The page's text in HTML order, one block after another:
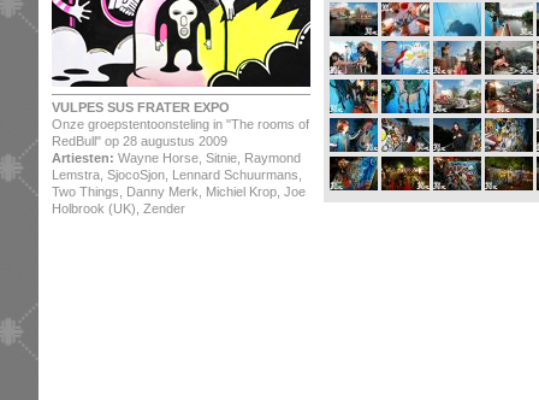
VULPES SUS FRATER EXPO
Onze groepstentoonsteling in "The rooms of
RedBull" op 28 augustus 2009
Artiesten: Wayne Horse, Sitnie, Raymond
Lemstra, SjocoSjon, Lennard Schuurmans,
Two Things, Danny Merk, Michiel Krop, Joe
Holbrook (UK), Zender